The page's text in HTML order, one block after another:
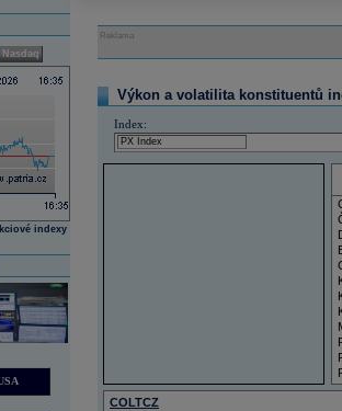
Nasdaq
indexy
Reklama
Výkon a volatilita konstituentů
Index:
COLTCZ